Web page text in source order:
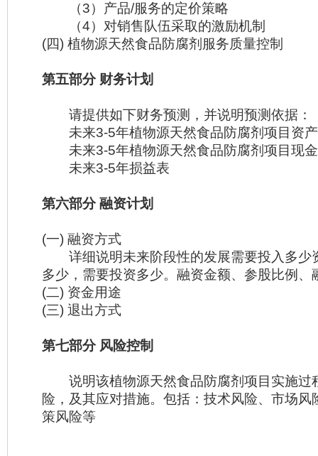
（3）产品/服务的定价策略
（4）对销售队伍采取的激励机制
(四) 植物源天然食品防腐剂服务质量控制
第五部分 财务计划
请提供如下财务预测，并说明预测依据：
未来3-5年植物源天然食品防腐剂项目资
未来3-5年植物源天然食品防腐剂项目现
未来3-5年损益表
第六部分 融资计划
(一) 融资方式
详细说明未来阶段性的发展需要投入多少
多少，需要投资多少。融资金额、参股比例、
(二) 资金用途
(三) 退出方式
第七部分 风险控制
说明该植物源天然食品防腐剂项目实施过
险，及其应对措施。包括：技术风险、市场风
策风险等